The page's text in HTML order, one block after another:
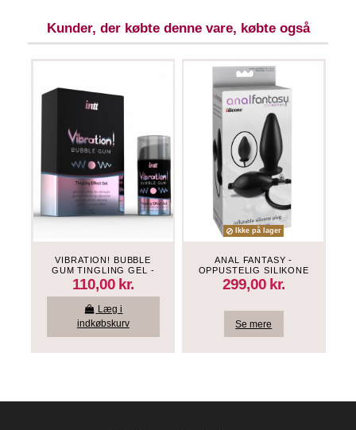
Kunder, der købte denne vare, købte også
VIBRATION! BUBBLE
GUM TINGLING GEL -
15 ML
110,00 kr.
Læg i
indkøbskurv
Ikke på lager
ANAL FANTASY -
OPPUSTELIG SILIKONE
PLUG
299,00 kr.
Se mere